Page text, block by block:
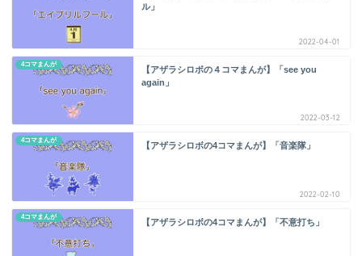
ル」
2022-04-01
4コマまんが
【アザラシロボの４コマまんが】「see you
again」
2022-03-12
4コマまんが
【アザラシロボの4コマまんが】「音楽隊」
2022-02-10
4コマまんが
【アザラシロボの4コマまんが】「不意打ち」